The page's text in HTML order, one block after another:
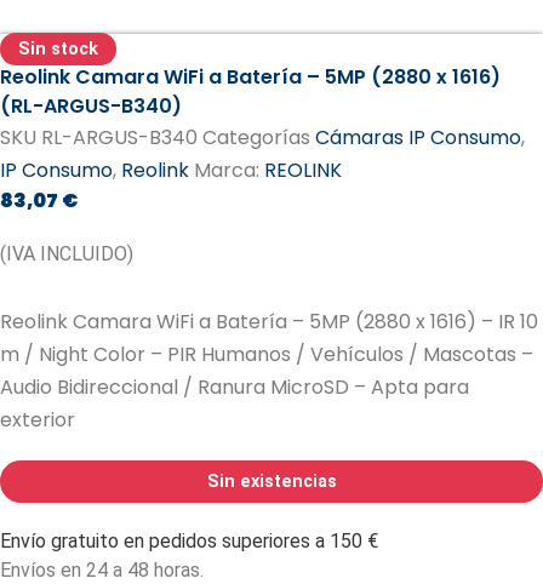
Sin stock
Reolink Camara WiFi a Batería – 5MP (2880 x 1616)
(RL-ARGUS-B340)
SKU RL-ARGUS-B340 Categorías Cámaras IP Consumo,
IP Consumo, Reolink Marca: REOLINK
83,07 €
(IVA INCLUIDO)
Reolink Camara WiFi a Batería – 5MP (2880 x 1616) – IR 10
m / Night Color – PIR Humanos / Vehículos / Mascotas –
Audio Bidireccional / Ranura MicroSD – Apta para
exterior
Sin existencias
Envío gratuito en pedidos superiores a 150 €
Envíos en 24 a 48 horas.